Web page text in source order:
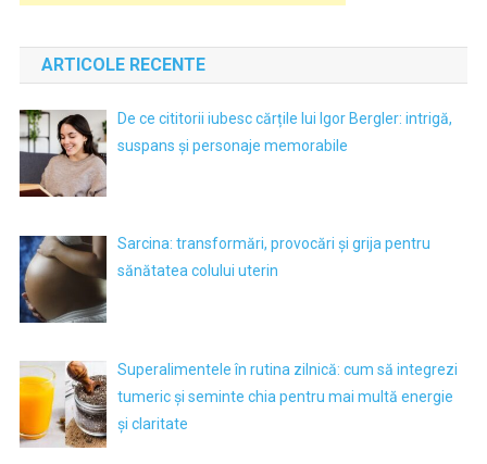
ARTICOLE RECENTE
De ce cititorii iubesc cărțile lui Igor Bergler: intrigă,
suspans și personaje memorabile
Sarcina: transformări, provocări și grija pentru
sănătatea colului uterin
Superalimentele în rutina zilnică: cum să integrezi
tumeric și seminte chia pentru mai multă energie
și claritate